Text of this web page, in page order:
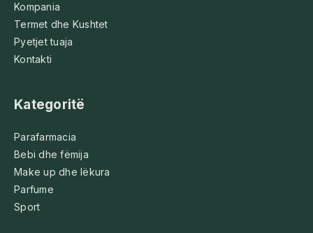
Kompania
Termet dhe Kushtet
Pyetjet tuaja
Kontakti
Kategoritë
Parafarmacia
Bebi dhe fëmija
Make up dhe lëkura
Parfume
Sport